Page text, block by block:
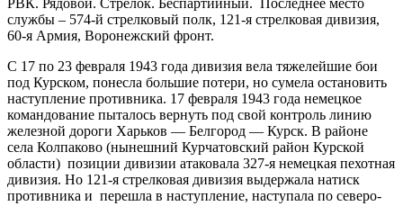
РВК. Рядовой. Стрелок. Беспартийный. Последнее место
службы – 574-й стрелковый полк, 121-я стрелковая дивизия,
60-я Армия, Воронежский фронт.
С 17 по 23 февраля 1943 года дивизия вела тяжелейшие бои
под Курском, понесла большие потери, но сумела остановить
наступление противника. 17 февраля 1943 года немецкое
командование пыталось вернуть под свой контроль линию
железной дороги Харьков — Белгород — Курск. В районе
села Колпаково (нынешний Курчатовский район Курской
области) позиции дивизии атаковала 327-я немецкая пехотная
дивизия. Но 121-я стрелковая дивизия выдержала натиск
противника и перешла в наступление, наступала по северо-